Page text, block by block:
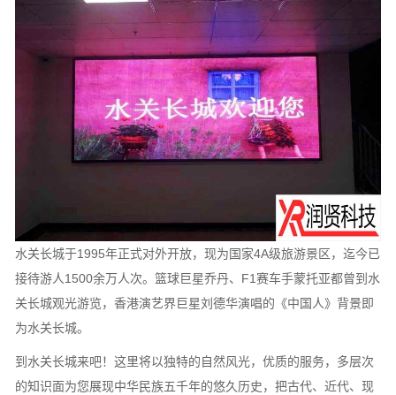
水关长城于1995年正式对外开放，现为国家4A级旅游景区，迄今已
接待游人1500余万人次。篮球巨星乔丹、F1赛车手蒙托亚都曾到水
关长城观光游览，香港演艺界巨星刘德华演唱的《中国人》背景即
为水关长城。
到水关长城来吧！这里将以独特的自然风光，优质的服务，多层次
的知识面为您展现中华民族五千年的悠久历史，把古代、近代、现